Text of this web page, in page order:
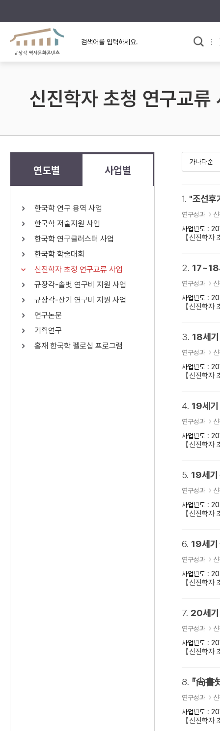
규장각의 어제와 오늘
규장각 소개영상
사료와 문학으로 본
고대
고려
조선 후기
근대
검색 연산자 사용안내
연산자
AND
OR 정조 OR 정약용 “정조” 또는 “
료를 검색
신진학자 초청 연구교류
연도별 사업별
한국학 연구 용역 사업
한국학 저술지원 사업
한국학 연구클러스터 사업
한국학 학술대회
신진학자 초청 연구교류 사업
규장각-솔벗 연구비 지원 사업
규장각-산기 연구비 지원 사업
연구논문
기획연구
홍재 한국학 펠로십 프로그램
1.
연구성과
사업년도 :
【신진학
2. 17~18
연구성과
사업년도 :
【신진학
3. 18세기
연구성과
사업년도 :
【신진학
4. 19세기
연구성과
사업년도 :
【신진학
5. 19세기
연구성과
사업년도 :
【신진학
6. 19세기
연구성과
사업년도 :
【신진학
7. 20세기
연구성과
사업년도 :
【신진학
8. 『尙書
연구성과
사업년도 :
【신진학